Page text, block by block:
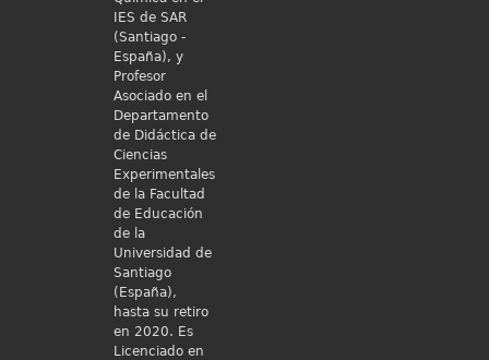
IES de SAR
(Santiago -
España), y
Profesor
Asociado en el
Departamento
de Didáctica de
Ciencias
Experimentales
de la Facultad
de Educación
de la
Universidad de
Santiago
(España),
hasta su retiro
en 2020. Es
Licenciado en